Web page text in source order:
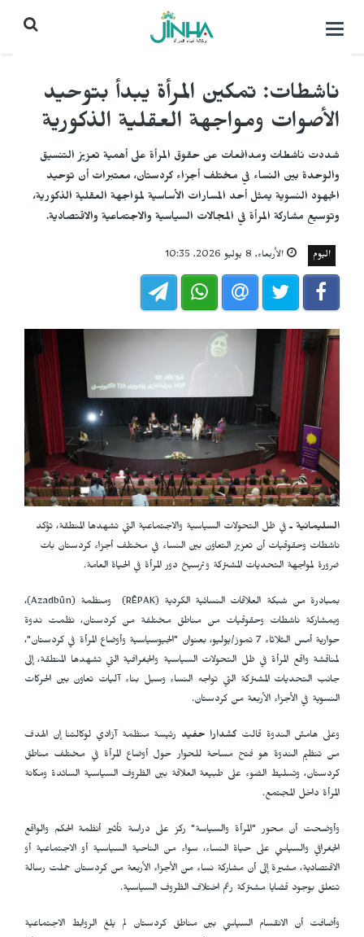
التحكم
ناشطات: تمكين المرأة يبدأ بتوحيد
الأصوات ومواجهة العقلية الذكورية
شددت ناشطات ومدافعات عن حقوق المرأة على أهمية تعزيز التنسيق
والوحدة بين النساء في مختلف أجزاء كردستان، معتبرات أن توحيد
الجهود النسوية يمثل أحد المسارات الأساسية لمواجهة العقلية الذكورية،
وتوسيع مشاركة المرأة في المجالات السياسية والاجتماعية والاقتصادية.
اليوم الأربعاء, 8 يوليو 2026, 10:35
السليمانية ـ في ظل التحولات السياسية والاجتماعية التي تشهدها المنطقة، تؤكد
ناشطات وحقوقيات أن تعزيز التعاون بين النساء في مختلف أجزاء كردستان بات
ضرورة لمواجهة التحديات المشتركة وترسيخ دور المرأة في الحياة العامة.
بمبادرة من شبكة العلاقات النسائية الكردية RÊPAK)) ومنظمة (Azadbûn)،
وبمشاركة ناشطات وحقوقيات من مناطق مختلفة من كردستان، نظمت ندوة
حوارية أمس الثلاثاء 7 تموز/يوليو، بعنوان "الجيوسياسية وأوضاع المرأة في كردستان"،
لمناقشة واقع المرأة في ظل التحولات السياسية والجغرافية التي تشهدها المنطقة، إلى
جانب التحديات المشتركة التي تواجه النساء وسبل بناء آليات تعاون بين الحركات
النسوية في الأجزاء الأربعة من كردستان.
وعلى هامش الندوة قالت كشدارا حفيد رئيسة منظمة آزادي لوكالتنا إن الهدف
من تنظيم الندوة هو فتح مساحة للحوار حول أوضاع المرأة في مختلف مناطق
كردستان، وتسليط الضوء على طبيعة العلاقة بين الظروف السياسية السائدة ومكانة
المرأة داخل المجتمع.
وأوضحت أن محور "المرأة والسياسة" ركز على دراسة تأثير أنظمة الحكم والواقع
الجغرافي والسياسي على حياة النساء، سواء من الناحية السياسية أو الاجتماعية أو
الاقتصادية، مشيرة إلى أن مشاركة نساء من الأجزاء الأربعة من كردستان حملت رسالة
تتعلق بوجود قضايا مشتركة رغم اختلاف الظروف السياسية.
وأضافت أن الانقسام السياسي بين مناطق كردستان لم يلغِ الروابط الاجتماعية